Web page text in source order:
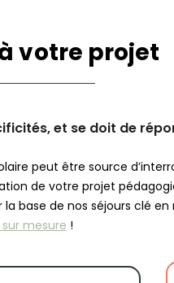
votre projet
et se doit de
peut être source
de votre projet
la base de nos séjours clé
mesure !